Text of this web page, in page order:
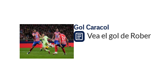
Gol Caracol
Vea el gol de